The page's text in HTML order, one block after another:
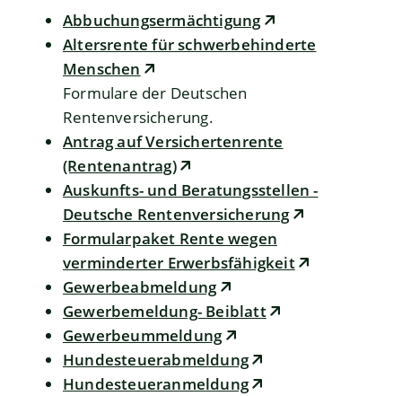
Abbuchungsermächtigung
Altersrente für schwerbehinderte
Menschen
Formulare der Deutschen
Rentenversicherung.
Antrag auf Versichertenrente
(Rentenantrag)
Auskunfts- und Beratungsstellen -
Deutsche Rentenversicherung
Formularpaket Rente wegen
verminderter Erwerbsfähigkeit
Gewerbeabmeldung
Gewerbemeldung- Beiblatt
Gewerbeummeldung
Hundesteuerabmeldung
Hundesteueranmeldung